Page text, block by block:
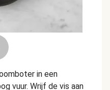
in een
vuur. Wrijf de vis aan